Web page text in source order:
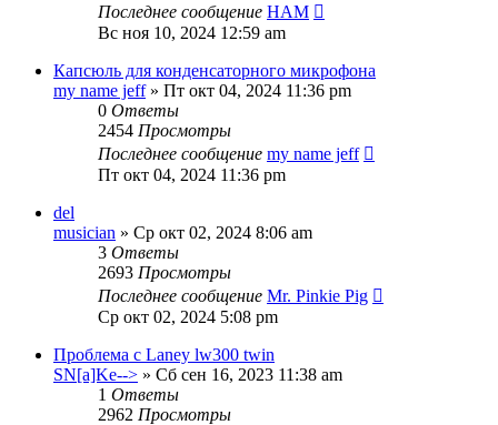
Последнее сообщение HAM
Вс ноя 10, 2024 12:59 am
Капсюль для конденсаторного микрофона
my name jeff» Пт окт 04, 2024 11:36 pm
0 Ответы
2454 Просмотры
Последнее сообщение my name jeff
Пт окт 04, 2024 11:36 pm
del
musician » Ср окт 02, 2024 8:06 am
3 Ответы
2693 Просмотры
Последнее сообщение Mr. Pinkie Pig
Ср окт 02, 2024 5:08 pm
Проблема с Laney lw300 twin
SN[a]Ke--> » Сб сен 16, 2023 11:38 am
1 Ответы
2962 Просмотры